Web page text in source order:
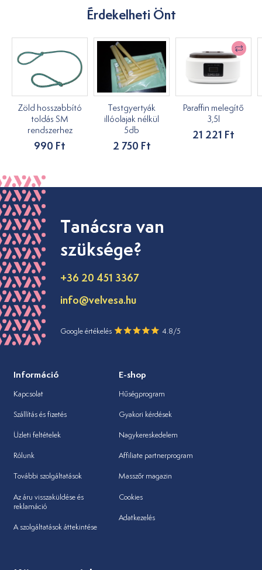
Érdekelheti Önt
Zöld hosszabbító
toldás SM
rendszerhez
990 Ft
Testgyertyák
illóolajak nélkül
5db
2 750 Ft
Paraffin melegítő
3,5l
21 221 Ft
Tanácsra van
szüksége?
+36 20 451 3367
info@velvesa.hu
Google értékelés 4.8/5
Információ
Kapcsolat
Szállítás és fizetés
Üzleti feltételek
Rólunk
További szolgáltatások
Az áru visszaküldése és
reklamáció
A szolgáltatások áttekintése
E-shop
Hűségprogram
Gyakori kérdések
Nagykereskedelem
Affiliate partnerprogram
Masszőr magazin
Cookies
Adatkezelés